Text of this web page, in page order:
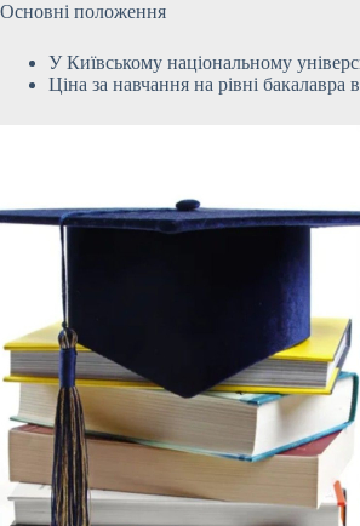
Основні положення
У Київському національному
Ціна за навчання на рівні бакалавра